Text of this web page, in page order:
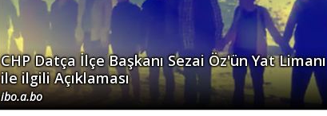
CHP Datça İlçe Başkanı Sezai Öz'ün Yat Limanı
ile ilgili Açıklaması
ibo.a.bo